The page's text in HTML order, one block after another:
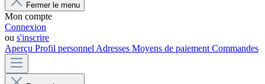
Fermer le menu
Mon compte
Connexion
ou s'inscrire
Aperçu Profil personnel Adresses Moyens de paiement Commandes